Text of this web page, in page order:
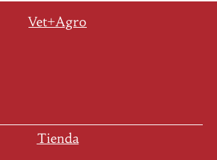
Vet+Agro
Tienda